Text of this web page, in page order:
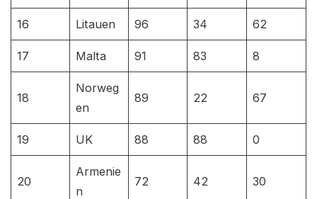
16 Litauen 96 34 62
17 Malta 91 83 8
18
Norweg
en
89 22 67
19 UK 88 88 0
20
Armenie
n
72 42 30